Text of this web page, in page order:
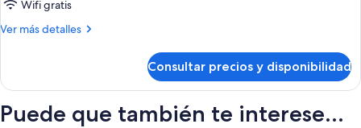
Wifi gratis
Ver más detalles
Más
triple
Consultar precios y disponibilidad
Puede que también te interese...